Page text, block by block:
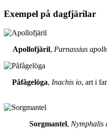
Exempel på dagfjärilar
Apollofjäril, Parnassius
Påfågelöga, Inachis io, art i
Sorgmantel, Nymphalis